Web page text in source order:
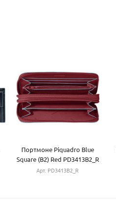
Портмоне Piquadro Blue
Square (B2) Red PD3413B2_R
Арт. PD3413B2_R